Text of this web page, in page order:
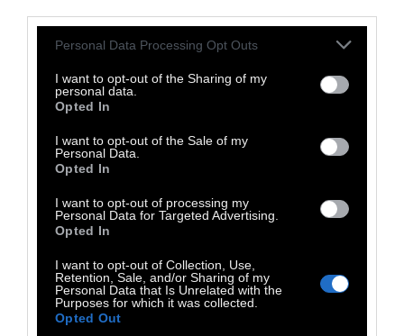
Personal Data Processing Opt Outs
I want to opt-out of the Sharing of my
personal data.
Opted In
I want to opt-out of the Sale of my
Personal Data.
Opted In
I want to opt-out of processing my
Personal Data for Targeted Advertising.
Opted In
I want to opt-out of Collection, Use,
Retention, Sale, and/or Sharing of my
Personal Data that Is Unrelated with the
Purposes for which it was collected.
Opted Out
Dark Comedies (869)
Late Night Comedies (1402)
Mockumentaries (26)
Screwball Comedies (9702)
Sports Comedies (5286)
Stand-up Comedy (11559)